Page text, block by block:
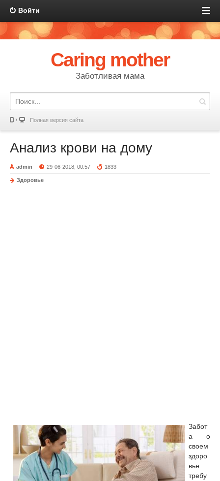
Войти
Caring mother
Заботливая мама
Полная версия сайта
Анализ крови на дому
admin 29-06-2018, 00:57 1833
Здоровье
Забот
а о
своем
здоро
вье
требу